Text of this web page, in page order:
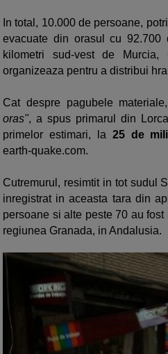
In total, 10.000 de persoane,
evacuate din orasul cu
kilometri sud-vest de
organizeaza pentru a distribui
Cat despre pagubele materiale,
oras", a spus primarul din
primelor estimari, la 25 de
earth-quake.com.
Cutremurul, resimtit in tot sudul
inregistrat in aceasta tara din
persoane si alte peste 70 au
regiunea Granada, in Andalusia.